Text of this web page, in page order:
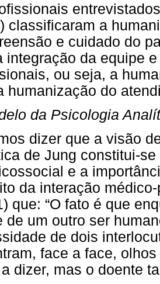
classificaram a
e cuidado do
integração da equipe
ou seja, a
humanização do
da Psicologia
dizer que a visão
de Jung constitui-se
e a
da interação
que: “O fato é que
de um outro ser
de dois
face a face,
dizer, mas o doente